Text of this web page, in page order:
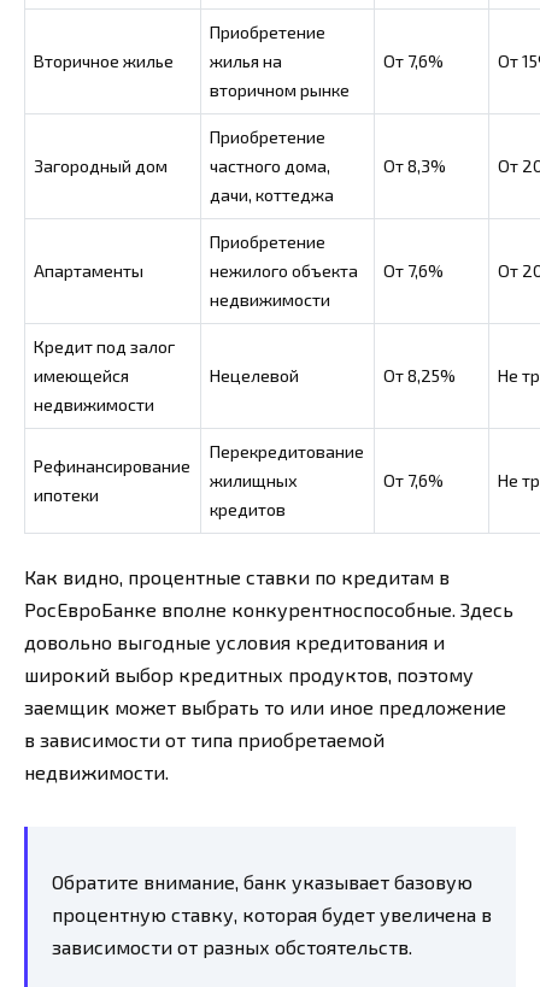
Вторичное жилье
Приобретение
жилья на
вторичном рынке
От 7,6% От
Загородный дом
Приобретение
частного дома,
дачи, коттеджа
От 8,3% От
Апартаменты
Приобретение
нежилого объекта
недвижимости
От 7,6% От
Кредит под залог
имеющейся
недвижимости
Нецелевой От 8,25% Не
Рефинансирование
ипотеки
Перекредитование
жилищных
кредитов
От 7,6% Не
Как видно, процентные ставки по кредитам в
РосЕвроБанке вполне конкурентноспособные. Здесь
довольно выгодные условия кредитования и
широкий выбор кредитных продуктов, поэтому
заемщик может выбрать то или иное предложение
в зависимости от типа приобретаемой
недвижимости.
Обратите внимание, банк указывает базовую
процентную ставку, которая будет увеличена в
зависимости от разных обстоятельств.